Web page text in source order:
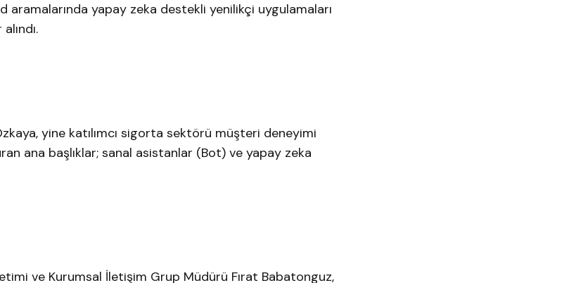
yapay zeka destekli yenilikçi uygulamaları
yine katılımcı sigorta sektörü müşteri deneyimi
ana başlıklar; sanal asistanlar (Bot) ve yapay zeka
ve Kurumsal İletişim Grup Müdürü Fırat Babatonguz,